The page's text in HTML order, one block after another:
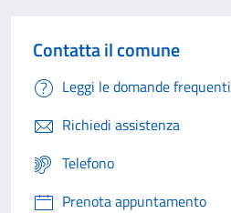
Contatta il comune
Leggi le domande frequenti
Richiedi assistenza
Telefono
Prenota appuntamento